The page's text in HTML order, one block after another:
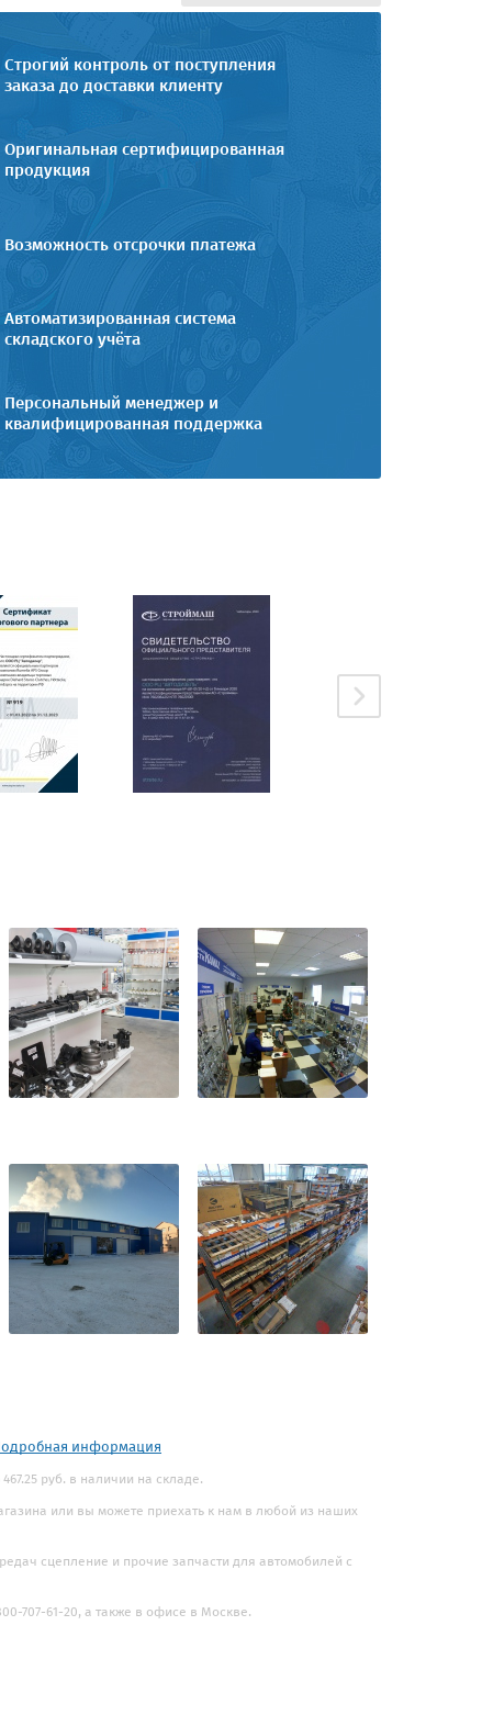
Строгий контроль от поступления
заказа до доставки клиенту
Оригинальная сертифицированная
продукция
Возможность отсрочки платежа
Автоматизированная система
складского учёта
Персональный менеджер и
квалифицированная поддержка
информация
руб. в наличии на складе.
или вы можете приехать к нам в любой из наших
сцепление и прочие запчасти для автомобилей с
707-61-20, а также в офисе в Москве.